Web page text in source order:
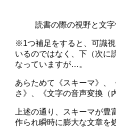
読書の際の視野と文
※1つ補足をすると、可識
いるのではなく、下（次に
なっていますが…。
あらためて《スキーマ》、
さ》、《文字の音声変換
上述の通り、スキーマが
作られ瞬時に膨大な文章を